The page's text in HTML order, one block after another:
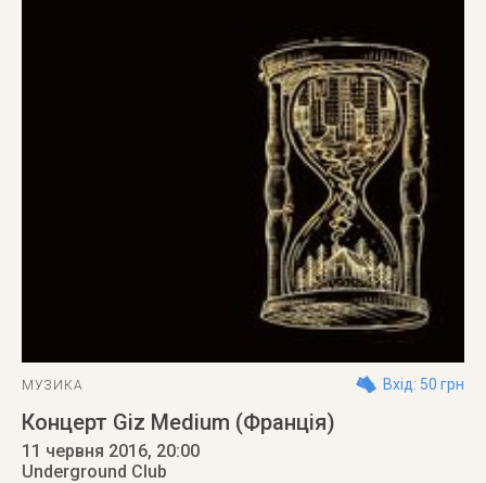
МУЗИКА Вхід: 50 грн
Концерт Giz Medium (Франція)
11 червня 2016, 20:00
Underground Club